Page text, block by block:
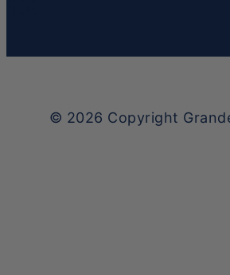
© 2026 Copyright